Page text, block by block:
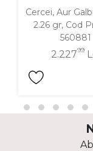
Cercei, Aur
2.26 gr, Cod
560881
2.22799